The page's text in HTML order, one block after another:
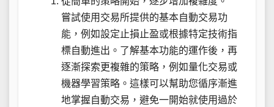
嘗試使用交易所提供的基本自動交易功
能，例如設定止損止盈或根據特定技術指
標自動進出。了解基本功能的運作後，再
逐漸探索更複雜的策略，例如量化交易或
機器學習策略。這樣可以幫助您循序漸進
地掌握自動交易，避免一開始就使用過於